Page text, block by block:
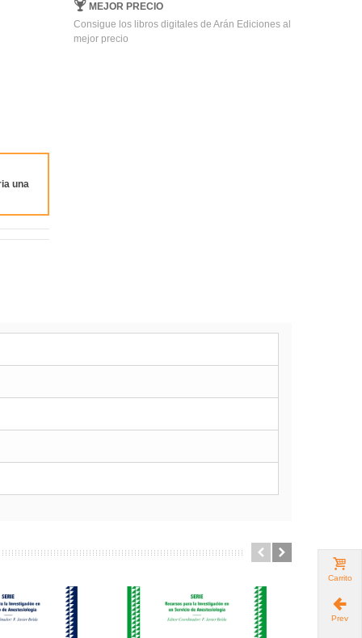
una
MEJOR PRECIO
Consigue los libros digitales de Arán Ediciones al
mejor precio
Carrito
Prev